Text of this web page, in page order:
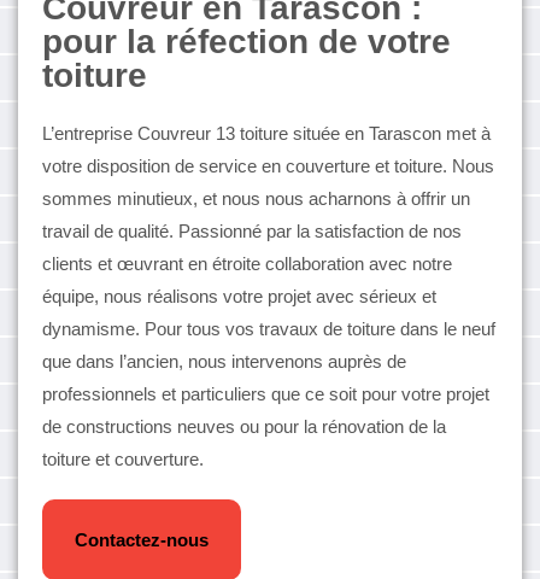
Couvreur en Tarascon :
pour la réfection de votre
toiture
L’entreprise Couvreur 13 toiture située en Tarascon met à
votre disposition de service en couverture et toiture. Nous
sommes minutieux, et nous nous acharnons à offrir un
travail de qualité. Passionné par la satisfaction de nos
clients et œuvrant en étroite collaboration avec notre
équipe, nous réalisons votre projet avec sérieux et
dynamisme. Pour tous vos travaux de toiture dans le neuf
que dans l’ancien, nous intervenons auprès de
professionnels et particuliers que ce soit pour votre projet
de constructions neuves ou pour la rénovation de la
toiture et couverture.
Contactez-nous